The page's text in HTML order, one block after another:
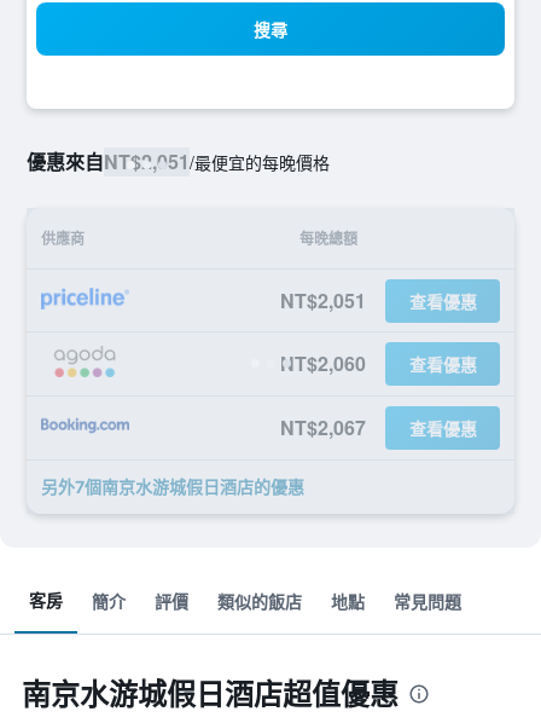
搜尋
優惠來自NT$2,051/最便宜的每晚價格
供應商 每晚總額
NT$2,051 查看優惠
NT$2,060 查看優惠
NT$2,067 查看優惠
另外7個南京水游城假日酒店​的優惠
客房 簡介 評價 類似的飯店 地點 常見問題
南京水游城假日酒店超值優惠